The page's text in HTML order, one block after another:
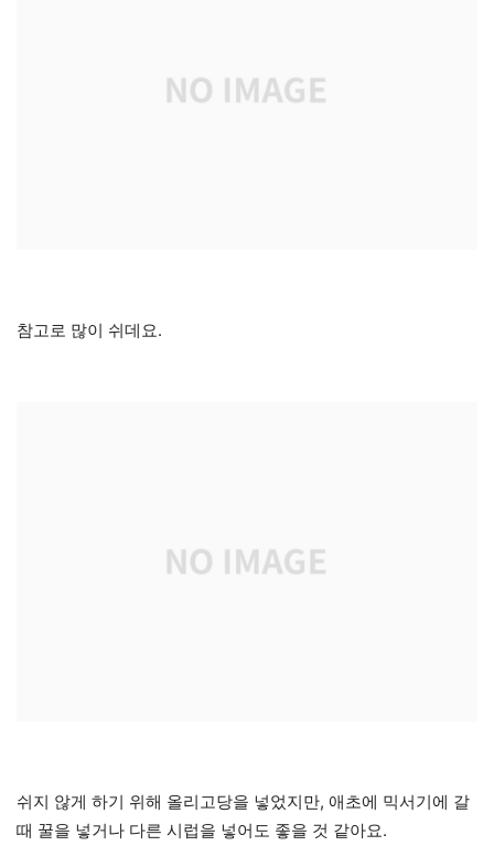
참고로 많이 쉬데요.
쉬지 않게 하기 위해 올리고당을 넣었지만, 애초에 믹서기에 갈
때 꿀을 넣거나 다른 시럽을 넣어도 좋을 것 같아요.